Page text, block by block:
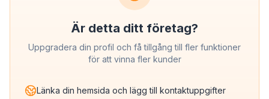
Är detta ditt företag?
Uppgradera din profil och få tillgång till fler funktioner
för att vinna fler kunder
Länka din hemsida och lägg till kontaktuppgifter